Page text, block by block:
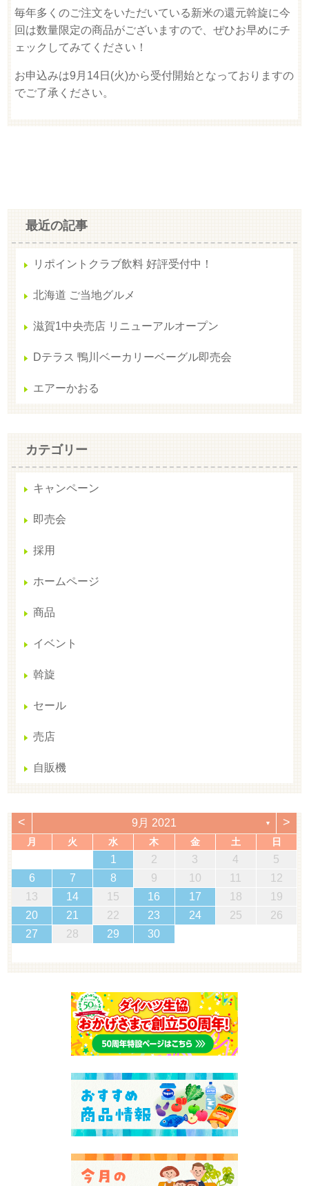
毎年多くのご注文をいただいている新米の還元斡旋に今
回は数量限定の商品がございますので、ぜひお早めにチ
ェックしてみてください！
お申込みは9月14日(火)から受付開始となっておりますの
でご了承ください。
最近の記事
リポイントクラブ飲料 好評受付中！
北海道 ご当地グルメ
滋賀1中央売店 リニューアルオープン
Dテラス 鴨川ベーカリーベーグル即売会
エアーかおる
カテゴリー
キャンペーン
即売会
採用
ホームページ
商品
イベント
斡旋
セール
売店
自販機
< 9月 2021 ▼ >
月 火 水 木 金 土 日
1 2 3 4
5
6
7 8 9 10 11
12
13
14 15 16 17 18
19
20
21 22 23 24 25
26
27
28 29 30